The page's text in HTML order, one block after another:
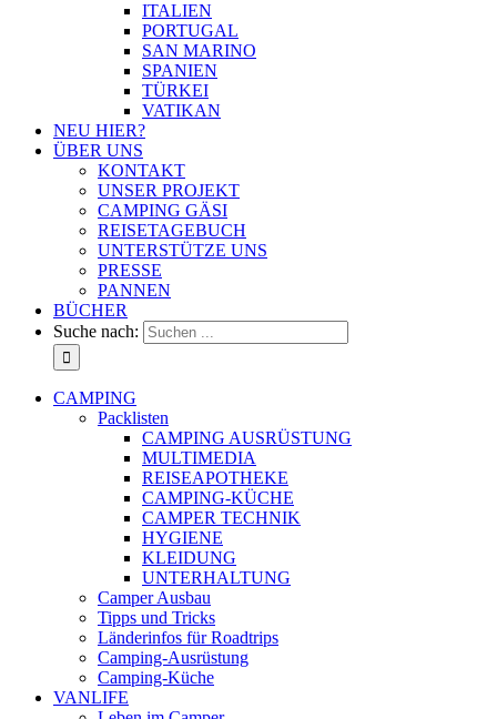
ITALIEN
PORTUGAL
SAN MARINO
SPANIEN
TÜRKEI
VATIKAN
NEU HIER?
ÜBER UNS
KONTAKT
UNSER PROJEKT
CAMPING GÄSI
REISETAGEBUCH
UNTERSTÜTZE UNS
PRESSE
PANNEN
BÜCHER
Suche nach:
CAMPING
Packlisten
CAMPING AUSRÜSTUNG
MULTIMEDIA
REISEAPOTHEKE
CAMPING-KÜCHE
CAMPER TECHNIK
HYGIENE
KLEIDUNG
UNTERHALTUNG
Camper Ausbau
Tipps und Tricks
Länderinfos für Roadtrips
Camping-Ausrüstung
Camping-Küche
VANLIFE